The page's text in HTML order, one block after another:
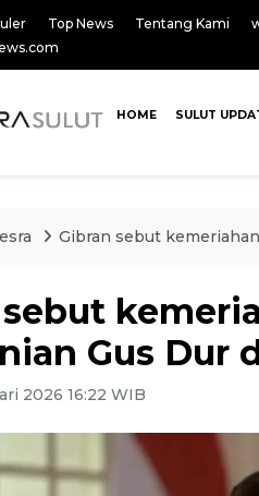
Top News Tentang Kami
HOME SULUT
Gibran sebut
Gus Dur
2026 16:22 WIB